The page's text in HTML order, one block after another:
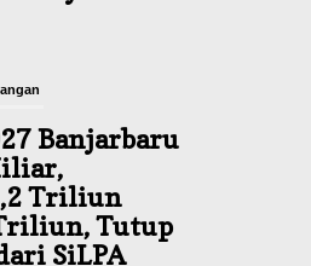
Banjarbaru
Triliun
Tutup
SiLPA